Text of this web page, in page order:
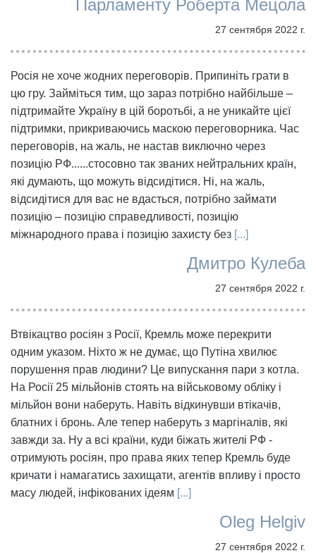
Парламенту Роберта Мецола
27 сентября 2022 г.
Росія не хоче жодних переговорів. Припиніть грати в
цю гру. Займіться тим, що зараз потрібно найбільше –
підтримайте Україну в цій боротьбі, а не уникайте цієї
підтримки, прикриваючись маскою переговорника. Час
переговорів, на жаль, не настав виключно через
позицію РФ......стосовно так званих нейтральних країн,
які думають, що можуть відсидітися. Ні, на жаль,
відсидітися для вас не вдасться, потрібно займати
позицію – позицію справедливості, позицію
міжнародного права і позицію захисту без [...]
Дмитро Кулеба
27 сентября 2022 г.
Втвікацтво росіян з Росії, Кремль може перекрити
одним указом. Ніхто ж не думає, що Путіна хвилює
порушення прав людини? Це випускання пари з котла.
На Росії 25 мільйонів стоять на військовому обліку і
мільйон вони наберуть. Навіть відкинувши втікачів,
блатних і бронь. Але тепер наберуть з маргіналів, які
завжди за. Ну а всі країни, куди біжать жителі РФ -
отримують росіян, про права яких тепер Кремль буде
кричати і намагатись захищати, агентів впливу і просто
масу людей, інфікованих ідеям [...]
Oleg Helgiv
27 сентября 2022 г.